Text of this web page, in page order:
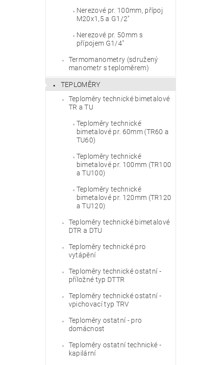
Nerezové pr. 100mm, přípoj
M20x1,5 a G1/2"
Nerezové pr. 50mm s
přípojem G1/4"
Termomanometry (sdružený
manometr s teploměrem)
TEPLOMĚRY
Teploměry technické bimetalové
TR a TU
Teploměry technické
bimetalové pr. 60mm (TR60 a
TU60)
Teploměry technické
bimetalové pr. 100mm (TR100
a TU100)
Teploměry technické
bimetalové pr. 120mm (TR120
a TU120)
Teploměry technické bimetalové
DTR a DTU
Teploměry technické pro
vytápění
Teploměry technické ostatní -
příložné typ DTTR
Teploměry technické ostatní -
vpichovací typ TRV
Teploměry ostatní - pro
domácnost
Teploměry ostatní technické -
kapilární